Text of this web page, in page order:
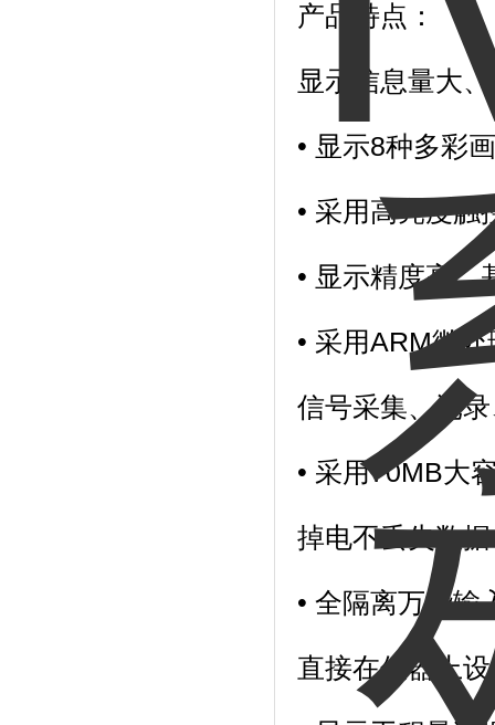
产品特点：
显示信息量大
• 显示8种多彩
• 采用高亮度触
• 显示精度高，
• 采用ARM微处
信号采集、记
• 采用70MB大
掉电不丢失数据
• 全隔离万能输
直接在仪器上